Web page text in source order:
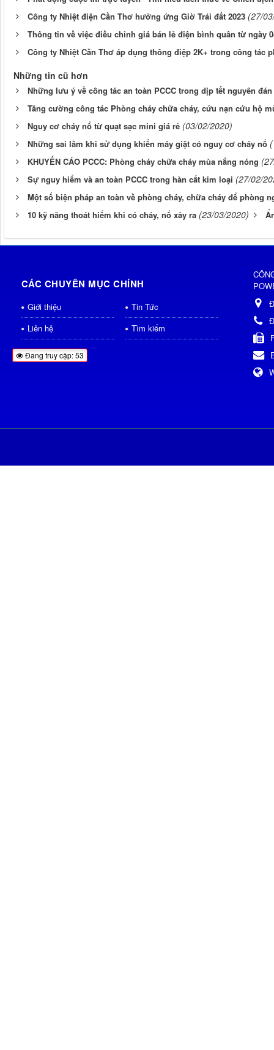
Công ty Nhiệt điện Cần Thơ hưởng ứng Giờ Trái đất 2023 (27/
Thông tin về việc điều chỉnh giá bán lẻ điện bình quân từ ngày
Công ty Nhiệt Cần Thơ áp dụng thông điệp 2K+ trong công tác
Những tin cũ hơn
Những lưu ý về công tác an toàn PCCC trong dịp tết nguyên
Tăng cường công tác Phòng cháy chữa cháy, cứu nạn cứu hộ
Nguy cơ cháy nổ từ quạt sạc mini giá rẻ (03/02/2020)
Những sai lầm khi sử dụng khiến máy giặt có nguy cơ cháy nổ
KHUYẾN CÁO PCCC: Phòng cháy chữa cháy mùa nắng nóng
Sự nguy hiểm và an toàn PCCC trong hàn cắt kim loại (27/02/
Một số biện pháp an toàn về phòng cháy, chữa cháy để phòng
10 kỹ năng thoát hiểm khi có cháy, nổ xảy ra (23/03/2020)
CÁC CHUYÊN MỤC CHÍNH
Giới thiệu
Tin Tức
Liên hệ
Tìm kiếm
Đang truy cập: 53